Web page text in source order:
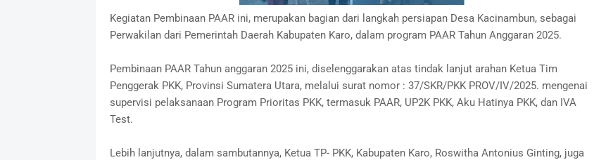
Kegiatan Pembinaan PAAR ini, merupakan bagian dari langkah persiapan Desa Kacinambun, sebagai
Perwakilan dari Pemerintah Daerah Kabupaten Karo, dalam program PAAR Tahun Anggaran 2025.
Pembinaan PAAR Tahun anggaran 2025 ini, diselenggarakan atas tindak lanjut arahan Ketua Tim
Penggerak PKK, Provinsi Sumatera Utara, melalui surat nomor : 37/SKR/PKK PROV/IV/2025. mengenai
supervisi pelaksanaan Program Prioritas PKK, termasuk PAAR, UP2K PKK, Aku Hatinya PKK, dan IVA
Test.
Lebih lanjutnya, dalam sambutannya, Ketua TP- PKK, Kabupaten Karo, Roswitha Antonius Ginting, juga